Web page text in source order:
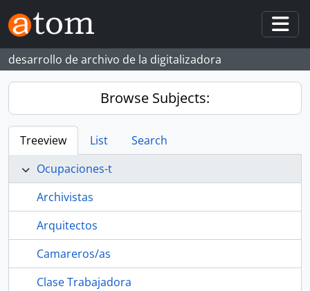
Skip to main content
desarrollo de archivo de la digitalizadora
Browse Subjects:
Treeview List
Search
Ocupaciones-t
Archivistas
Arquitectos
Camareros/as
Clase Trabajadora